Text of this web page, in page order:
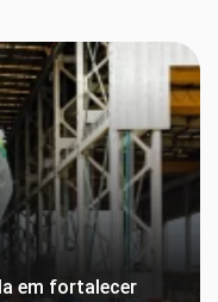
em fortalecer